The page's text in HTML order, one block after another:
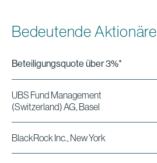
Bedeutende Aktionäre
Beteiligungsquote über 3%*
UBS Fund Management
(Switzerland) AG, Basel
BlackRock Inc., New York